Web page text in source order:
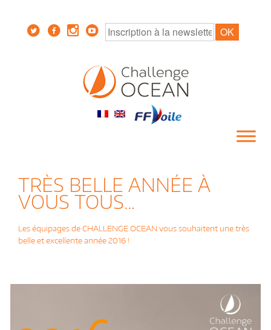
TRÈS BELLE ANNÉE À
VOUS TOUS…
Les équipages de CHALLENGE OCEAN vous souhaitent une très
belle et excellente année 2016 !